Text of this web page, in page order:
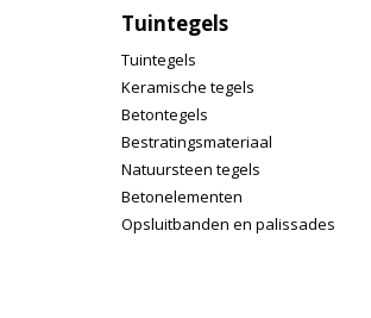
Tuintegels
Tuintegels
Keramische tegels
Betontegels
Bestratingsmateriaal
Natuursteen tegels
Betonelementen
Opsluitbanden en palissades